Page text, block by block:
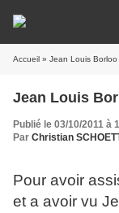
Accueil » Jean Louis
Jean Louis
Publié le 03/10/2011 à
Par Christian
Pour avoir
et a avoir vu